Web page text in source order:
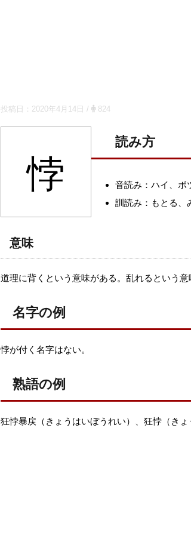
投稿日： 2020年4月14日 / 824
悖
読み方
音読み：ハイ、ボ
訓読み：もとる、
意味
道理に背くという意味がある。乱れるという
名字の例
悖が付く名字はない。
熟語の例
狂悖暴戻（きょうはいぼうれい）、狂悖（きょ